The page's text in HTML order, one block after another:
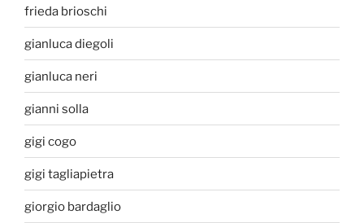
frieda brioschi
gianluca diegoli
gianluca neri
gianni solla
gigi cogo
gigi tagliapietra
giorgio bardaglio